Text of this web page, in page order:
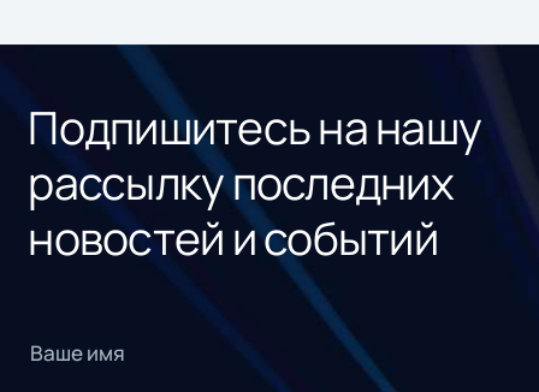
Подпишитесь на нашу
рассылку последних
новостей и событий